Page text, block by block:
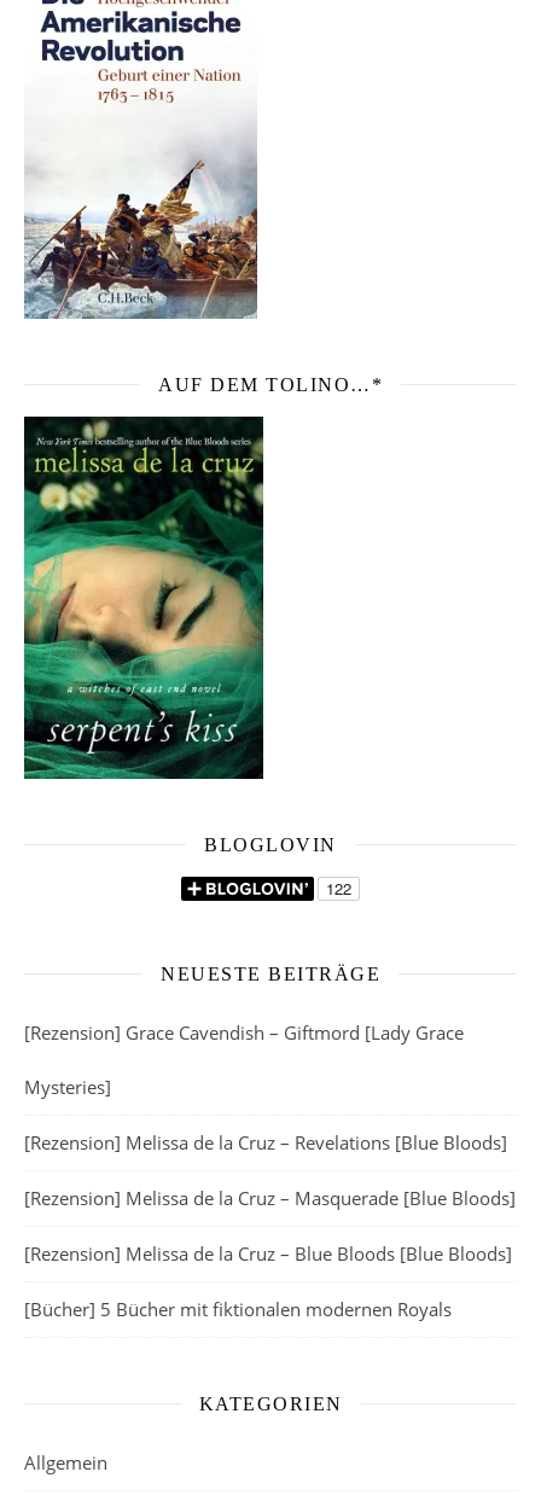
AUF DEM TOLINO…*
BLOGLOVIN
NEUESTE BEITRÄGE
[Rezension] Grace Cavendish – Giftmord [Lady Grace
Mysteries]
[Rezension] Melissa de la Cruz – Revelations [Blue Bloods]
[Rezension] Melissa de la Cruz – Masquerade [Blue Bloods]
[Rezension] Melissa de la Cruz – Blue Bloods [Blue Bloods]
[Bücher] 5 Bücher mit fiktionalen modernen Royals
KATEGORIEN
Allgemein